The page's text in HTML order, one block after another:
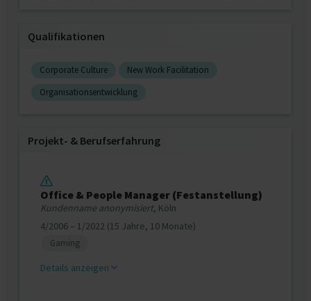
Qualifikationen
Corporate Culture
New Work Facilitation
Organisationsentwicklung
Projekt‐ & Berufserfahrung
Office & People Manager (Festanstellung)
Kundenname anonymisiert, Köln
4/2006 – 1/2022 (15 Jahre, 10 Monate)
Gaming
Details anzeigen